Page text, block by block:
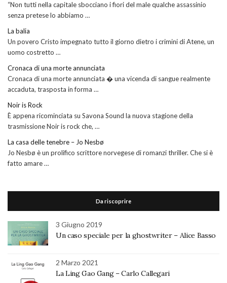
“Non tutti nella capitale sbocciano i fiori del male qualche assassinio
senza pretese lo abbiamo …
La balia
Un povero Cristo impegnato tutto il giorno dietro i crimini di Atene, un
uomo costretto …
Cronaca di una morte annunciata
Cronaca di una morte annunciata � una vicenda di sangue realmente
accaduta, trasposta in forma …
Noir is Rock
È appena ricominciata su Savona Sound la nuova stagione della
trasmissione Noir is rock che, …
La casa delle tenebre – Jo Nesbø
Jo Nesbø è un prolifico scrittore norvegese di romanzi thriller. Che si è
fatto amare …
Da riscoprire
3 Giugno 2019
Un caso speciale per la ghostwriter – Alice Basso
2 Marzo 2021
La Ling Gao Gang – Carlo Callegari